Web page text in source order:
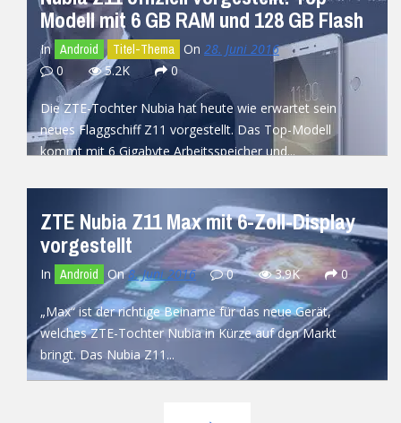
Modell mit 6 GB RAM und 128 GB Flash
In Android Titel-Thema On 28. Juni 2016
0
5.2K 0
Die ZTE-Tochter Nubia hat heute wie erwartet sein
neues Flaggschiff Z11 vorgestellt. Das Top-Modell
kommt mit 6 Gigabyte Arbeitsspeicher und...
ZTE Nubia Z11 Max mit 6-Zoll-Display
vorgestellt
In Android On8. Juni 2016 0 3.9K 0
„Max“ ist der richtige Beiname für das neue Gerät,
welches ZTE-Tochter Nubia in Kürze auf den Markt
bringt. Das Nubia Z11...
READ MORE